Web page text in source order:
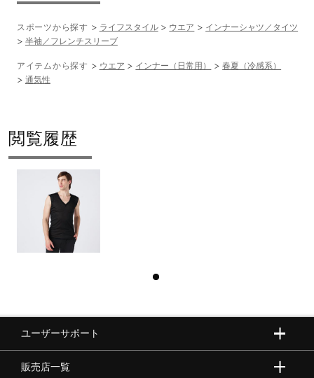
スポーツから探す ライフスタイル ウエア
インナーシャツ／タイツ
半袖／フレンチスリーブ
アイテムから探す ウエア インナー（日常用）
春夏（冷感系）
通気性
閲覧履歴
ユーザーサポート
販売店一覧